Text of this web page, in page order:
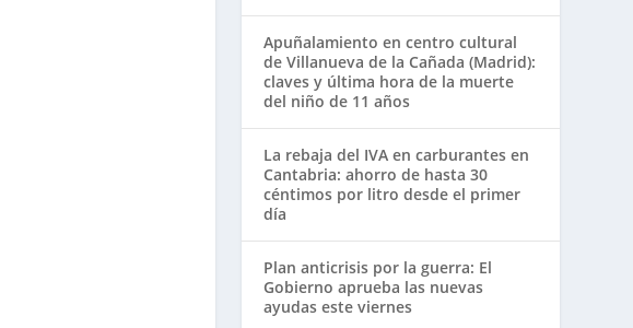
Apuñalamiento en centro cultural
de Villanueva de la Cañada (Madrid):
claves y última hora de la muerte
del niño de 11 años
La rebaja del IVA en carburantes en
Cantabria: ahorro de hasta 30
céntimos por litro desde el primer
día
Plan anticrisis por la guerra: El
Gobierno aprueba las nuevas
ayudas este viernes